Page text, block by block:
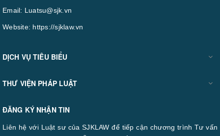
Email: Luatsu@sjk.vn
Website: https://sjklaw.vn
DỊCH VỤ TIÊU BIỂU
THƯ VIỆN PHÁP LUẬT
ĐĂNG KÝ NHẬN TIN
Liên hệ với Luật sư của SJKLAW để tiếp cận chương trình Tư vấn